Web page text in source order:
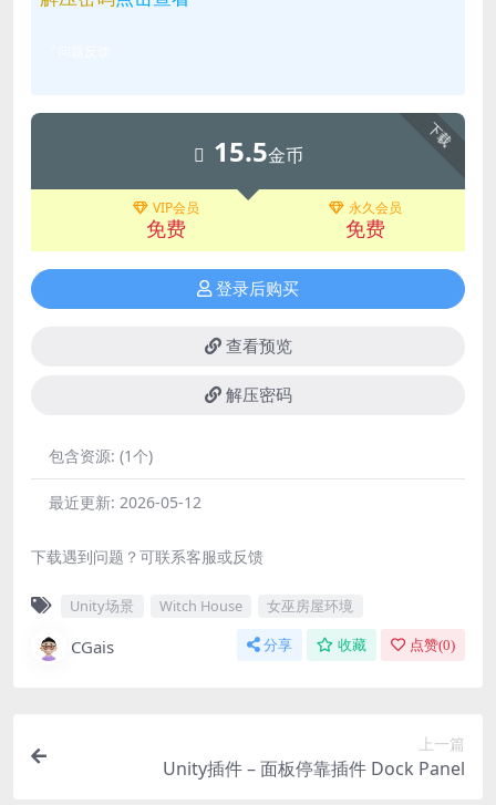
下载
15.5金币
VIP会员
免费
永久会员
免费
登录后购买
查看预览
解压密码
包含资源: (1个)
最近更新: 2026-05-12
下载遇到问题？可联系客服或反馈
Unity场景 Witch House 女巫房屋环境
CGais 分享 收藏 点赞(0)
上一篇
Unity插件 – 面板停靠插件 Dock Panel